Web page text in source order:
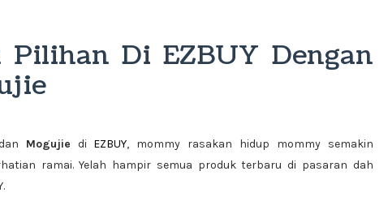
Di EZBUY Dengan
Mogujie di EZBUY, mommy rasakan hidup mommy semakin
ramai. Yelah hampir semua produk terbaru di pasaran dah